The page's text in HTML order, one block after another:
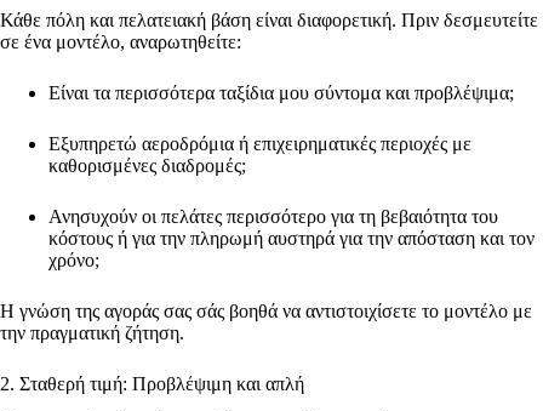
Κάθε πόλη και πελατειακή βάση είναι διαφορετική. Πριν δεσμευτείτε
σε ένα μοντέλο, αναρωτηθείτε:
Είναι τα περισσότερα ταξίδια μου σύντομα και προβλέψιμα;
Εξυπηρετώ αεροδρόμια ή επιχειρηματικές περιοχές με
καθορισμένες διαδρομές;
Ανησυχούν οι πελάτες περισσότερο για τη βεβαιότητα του
κόστους ή για την πληρωμή αυστηρά για την απόσταση και τον
χρόνο;
Η γνώση της αγοράς σας σάς βοηθά να αντιστοιχίσετε το μοντέλο με
την πραγματική ζήτηση.
2. Σταθερή τιμή: Προβλέψιμη και απλή